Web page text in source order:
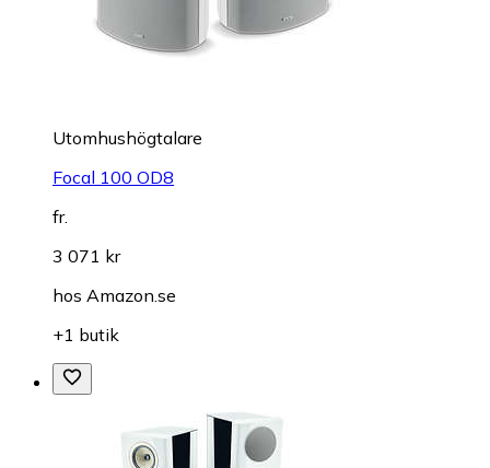
Utomhushögtalare
Focal 100 OD8
fr.
3 071 kr
hos Amazon.se
+1 butik